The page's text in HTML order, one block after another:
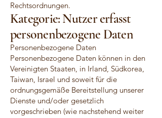
Rechtsordnungen.
Kategorie: Nutzer erfasst
personenbezogene Daten
Personenbezogene Daten
Personenbezogene Daten können in den
Vereinigten Staaten, in Irland, Südkorea,
Taiwan, Israel und soweit für die
ordnungsgemäße Bereitstellung unserer
Dienste und/oder gesetzlich
vorgeschrieben (wie nachstehend weiter